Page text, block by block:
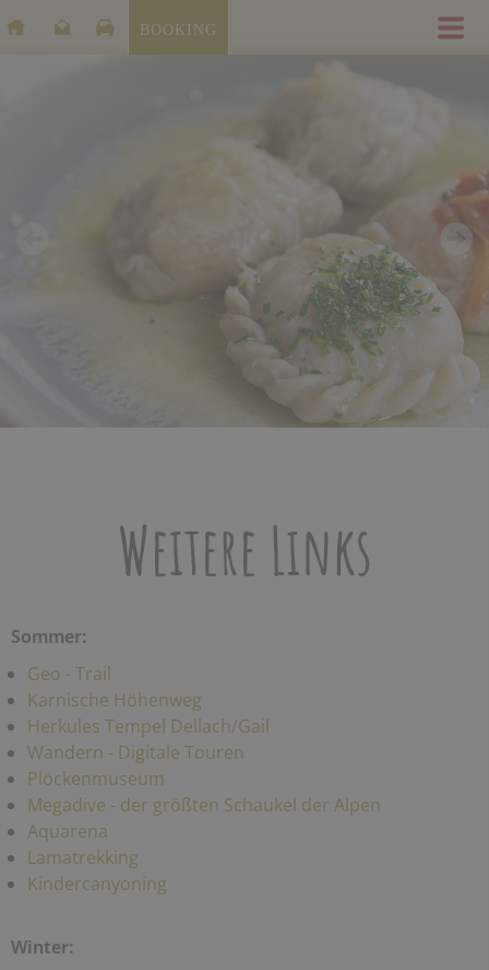
BOOKING
Weitere Links
Sommer:
Geo - Trail
Karnische Höhenweg
Herkules Tempel Dellach/Gail
Wandern - Digitale Touren
Plöckenmuseum
Megadive - der größten Schaukel der Alpen
Aquarena
Lamatrekking
Kindercanyoning
Winter: